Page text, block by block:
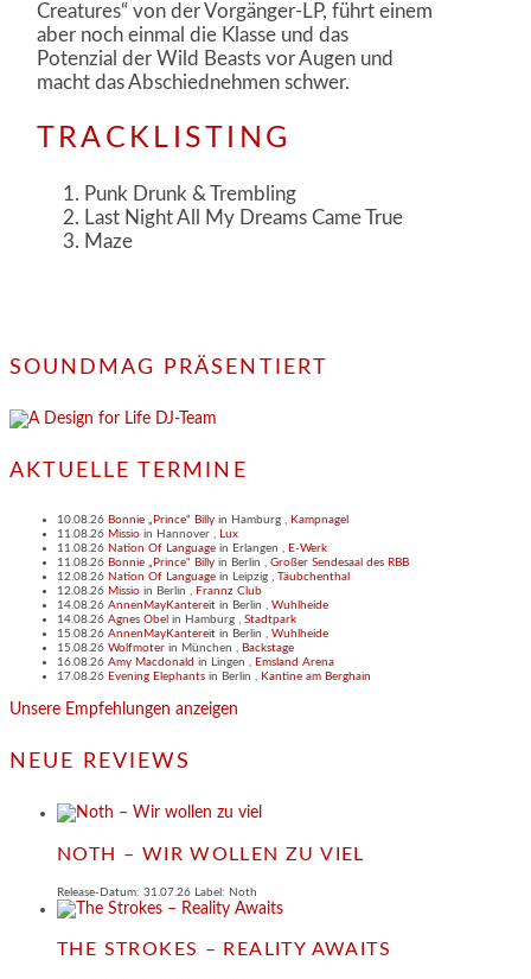
Creatures“ von der Vorgänger-LP, führt einem
aber noch einmal die Klasse und das
Potenzial der Wild Beasts vor Augen und
macht das Abschiednehmen schwer.
TRACKLISTING
Punk Drunk & Trembling
Last Night All My Dreams Came True
Maze
SOUNDMAG PRÄSENTIERT
AKTUELLE TERMINE
10.08.26 Bonnie „Prince“ Billy in Hamburg , Kampnagel
11.08.26 Missio in Hannover , Lux
11.08.26 Nation Of Language in Erlangen , E-Werk
11.08.26 Bonnie „Prince“ Billy in Berlin , Großer Sendesaal des RBB
12.08.26 Nation Of Language in Leipzig , Täubchenthal
12.08.26 Missio in Berlin , Frannz Club
14.08.26 AnnenMayKantereit in Berlin , Wuhlheide
14.08.26 Agnes Obel in Hamburg , Stadtpark
15.08.26 AnnenMayKantereit in Berlin , Wuhlheide
15.08.26 Wolfmoter in München , Backstage
16.08.26 Amy Macdonald in Lingen , Emsland Arena
17.08.26 Evening Elephants in Berlin , Kantine am Berghain
Unsere Empfehlungen anzeigen
NEUE REVIEWS
NOTH – WIR WOLLEN ZU VIEL
Release-Datum: 31.07.26 Label: Noth
THE STROKES – REALITY AWAITS